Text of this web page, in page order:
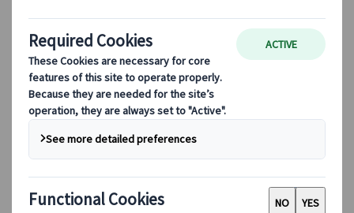
Blog
Consejos de viaje para cada temporada
Destinos destacados
Perspectivas culturales
Experiencias gastronómicas
Recorre Japón en tren
Preguntas frecuentes
Información práctica
Etiqueta en Japón
Conducir en Japón
Reservar con nosotros
Japan Rail Pass
Alojamiento
Asesoramiento virtual